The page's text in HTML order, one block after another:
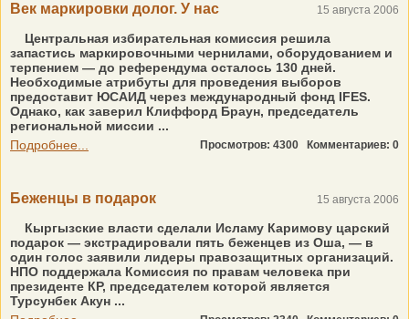
Век маркировки долог. У нас 15 августа 2006
Центральная избирательная комиссия решила
запастись маркировочными чернилами, оборудованием и
терпением — до референдума осталось 130 дней.
Необходимые атрибуты для проведения выборов
предоставит ЮСАИД через международный фонд IFES.
Однако, как заверил Клиффорд Браун, председатель
региональной миссии ...
Подробнее...
Просмотров: 4300 Комментариев: 0
Беженцы в подарок 15 августа 2006
Кыргызские власти сделали Исламу Каримову царский
подарок — экстрадировали пять беженцев из Оша, — в
один голос заявили лидеры правозащитных организаций.
НПО поддержала Комиссия по правам человека при
президенте КР, председателем которой является
Турсунбек Акун ...